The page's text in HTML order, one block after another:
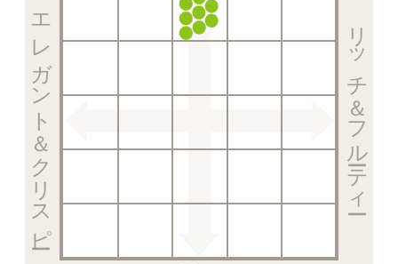
リッチ＆フルーティー
エレガント＆クリスピー